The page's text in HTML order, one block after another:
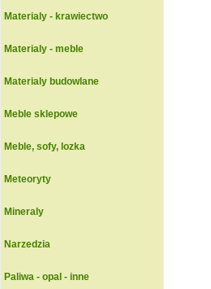
Materialy - krawiectwo
Materialy - meble
Materialy budowlane
Meble sklepowe
Meble, sofy, lozka
Meteoryty
Mineraly
Narzedzia
Paliwa - opal - inne